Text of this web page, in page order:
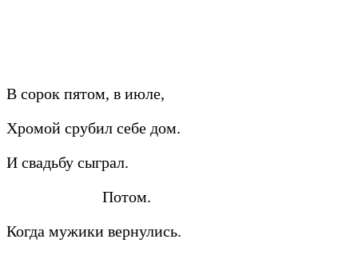
В сорок пятом, в июле,
Хромой срубил себе дом.
И свадьбу сыграл.
Потом.
Когда мужики вернулись.